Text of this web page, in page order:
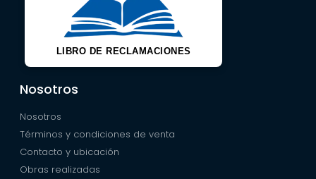
LIBRO DE RECLAMACIONES
Nosotros
Nosotros
Términos y condiciones de venta
Contacto y ubicación
Obras realizadas